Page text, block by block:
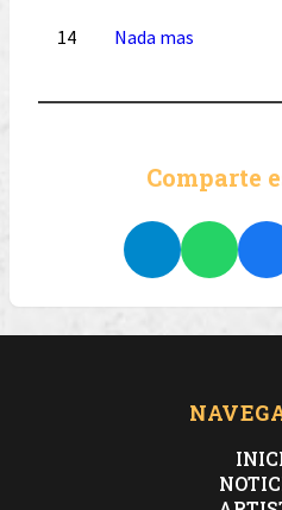
14 Nada mas
Comparte